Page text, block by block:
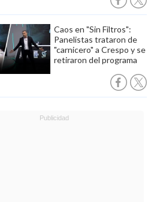
Caos en "Sin Filtros":
Panelistas trataron de
"carnicero" a Crespo y se
retiraron del programa